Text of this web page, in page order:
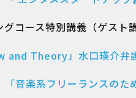
コース特別講義（ゲスト講
Theory」水口瑛介弁
音楽系フリーランスのた